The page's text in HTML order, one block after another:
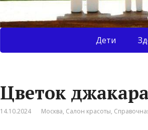
Дети
Цветок
14.10.2024 Москва, Салон красоты,